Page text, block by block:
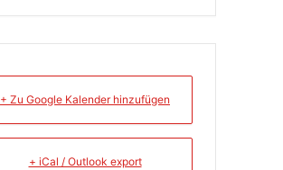
+ Zu Google Kalender hinzufügen
+ iCal / Outlook export